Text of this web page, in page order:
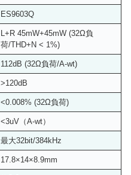
ES9603Q
L+R 45mW+45mW (32Ω負
荷/THD+N < 1%)
112dB (32Ω負荷/A-wt)
>120dB
<0.008% (32Ω負荷)
<3uV（A-wt）
最大32bit/384kHz
17.8×14×8.9mm